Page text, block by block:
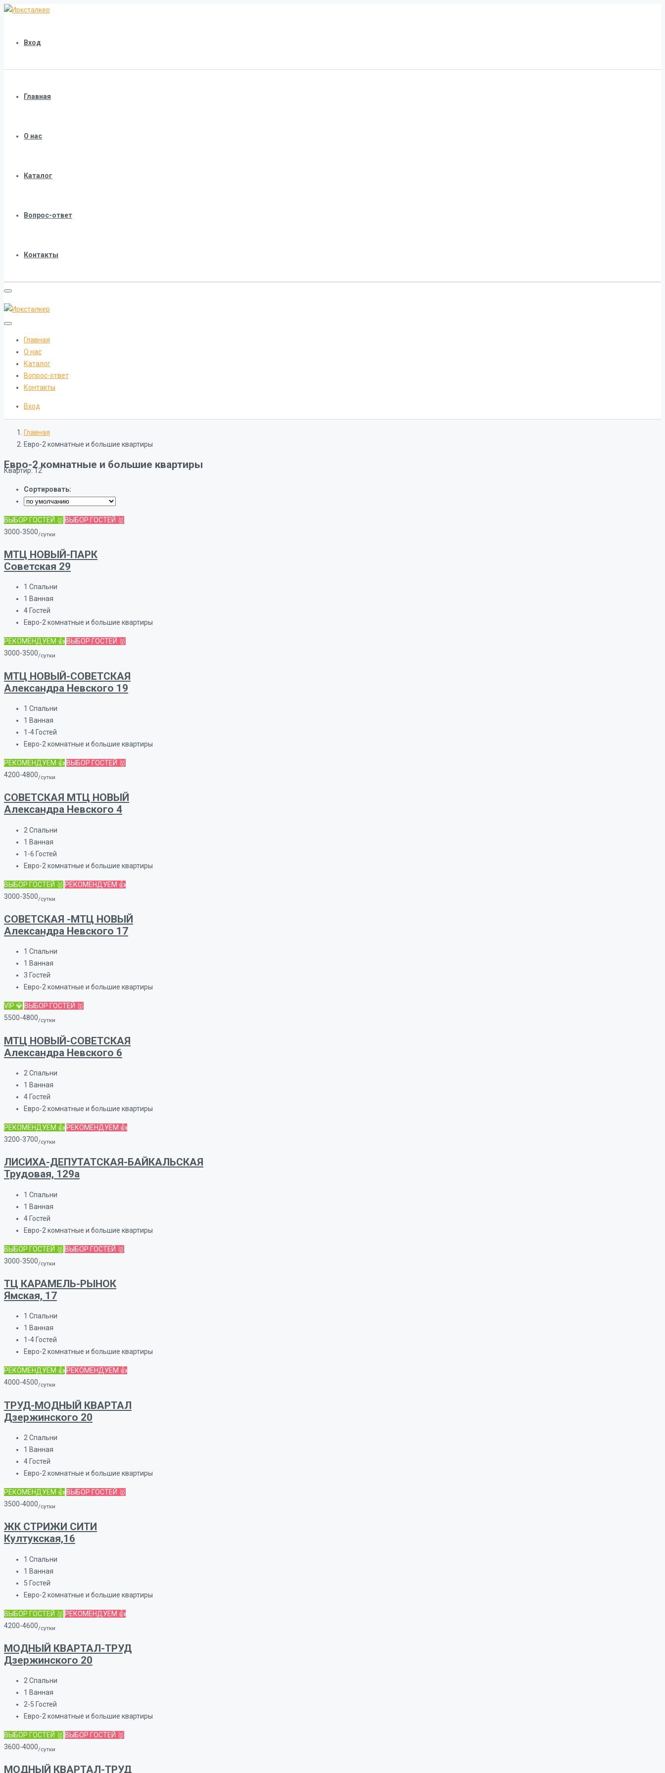
Вход
Главная
О нас
Каталог
Вопрос-ответ
Контакты
Главная
О нас
Каталог
Вопрос-ответ
Контакты
Вход
Главная
Евро-2 комнатные и большие квартиры
Евро-2 комнатные и большие квартиры
Квартир: 12
Сортировать:
ВЫБОР ГОСТЕЙ 🥇 ВЫБОР ГОСТЕЙ 🥇
3000-3500/сутки
МТЦ НОВЫЙ-ПАРК
Советская 29
1 Спальни
1 Ванная
4 Гостей
Евро-2 комнатные и большие квартиры
РЕКОМЕНДУЕМ 👍 ВЫБОР ГОСТЕЙ 🥇
3000-3500/сутки
МТЦ НОВЫЙ-СОВЕТСКАЯ
Александра Невского 19
1 Спальни
1 Ванная
1-4 Гостей
Евро-2 комнатные и большие квартиры
РЕКОМЕНДУЕМ 👍 ВЫБОР ГОСТЕЙ 🥇
4200-4800/сутки
СОВЕТСКАЯ МТЦ НОВЫЙ
Александра Невского 4
2 Спальни
1 Ванная
1-6 Гостей
Евро-2 комнатные и большие квартиры
ВЫБОР ГОСТЕЙ 🥇 РЕКОМЕНДУЕМ 👍
3000-3500/сутки
СОВЕТСКАЯ -МТЦ НОВЫЙ
Александра Невского 17
1 Спальни
1 Ванная
3 Гостей
Евро-2 комнатные и большие квартиры
VIP 💎 ВЫБОР ГОСТЕЙ 🥇
5500-4800/сутки
МТЦ НОВЫЙ-СОВЕТСКАЯ
Александра Невского 6
2 Спальни
1 Ванная
4 Гостей
Евро-2 комнатные и большие квартиры
РЕКОМЕНДУЕМ 👍 РЕКОМЕНДУЕМ 👍
3200-3700/сутки
ЛИСИХА-ДЕПУТАТСКАЯ-БАЙКАЛЬСКАЯ
Трудовая, 129а
1 Спальни
1 Ванная
4 Гостей
Евро-2 комнатные и большие квартиры
ВЫБОР ГОСТЕЙ 🥇 ВЫБОР ГОСТЕЙ 🥇
3000-3500/сутки
ТЦ КАРАМЕЛЬ-РЫНОК
Ямская, 17
1 Спальни
1 Ванная
1-4 Гостей
Евро-2 комнатные и большие квартиры
РЕКОМЕНДУЕМ 👍 РЕКОМЕНДУЕМ 👍
4000-4500/сутки
ТРУД-МОДНЫЙ КВАРТАЛ
Дзержинского 20
2 Спальни
1 Ванная
4 Гостей
Евро-2 комнатные и большие квартиры
РЕКОМЕНДУЕМ 👍 ВЫБОР ГОСТЕЙ 🥇
3500-4000/сутки
ЖК СТРИЖИ СИТИ
Култукская,16
1 Спальни
1 Ванная
5 Гостей
Евро-2 комнатные и большие квартиры
ВЫБОР ГОСТЕЙ 🥇 РЕКОМЕНДУЕМ 👍
4200-4600/сутки
МОДНЫЙ КВАРТАЛ-ТРУД
Дзержинского 20
2Спальни
1 Ванная
2-5 Гостей
Евро-2 комнатные и большие квартиры
ВЫБОР ГОСТЕЙ 🥇 ВЫБОР ГОСТЕЙ 🥇
3600-4000/сутки
МОДНЫЙ КВАРТАЛ-ТРУД